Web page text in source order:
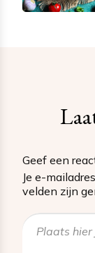
Geef een
Je e-
velden zijn